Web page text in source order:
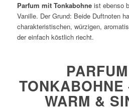
Parfum mit Tonkabohneist ebenso
Vanille. Der Grund: Beide Duftnoten
charakteristischen, würzigen,
der einfach köstlich riecht.
TONKABOHNE
WARM &